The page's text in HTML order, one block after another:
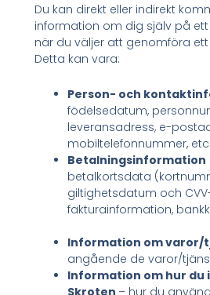
Du kan direkt eller indirekt
information om dig själv på
när du väljer att genomföra
Detta kan vara:
Person- och
födelsedatum,
leveransadress, e-
mobiltelefonnummer, etc.
Betalningsinformation
betalkortsdata
giltighetsdatum och
fakturainformation,
Information om varor/
angående de varor/
Information om hur